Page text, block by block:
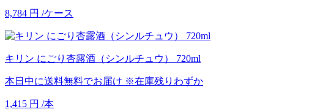
8,784 円 /ケース
キリン にごり杏露酒（シンルチュウ） 720ml
本日中に送料無料でお届け ※在庫残りわずか
1,415 円 /本